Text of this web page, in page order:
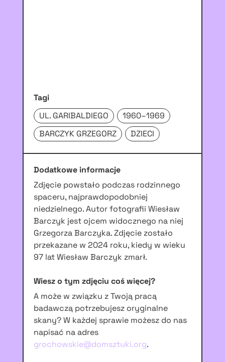
Tagi
UL. GARIBALDIEGO
1960–1969
BARCZYK GRZEGORZ
DZIECI
Dodatkowe informacje
Zdjęcie powstało podczas rodzinnego
spaceru, najprawdopodobniej
niedzielnego. Autor fotografii Wiesław
Barczyk jest ojcem widocznego na niej
Grzegorza Barczyka. Zdjęcie zostało
przekazane w 2024 roku, kiedy w wieku
97 lat Wiesław Barczyk zmarł.
Wiesz o tym zdjęciu coś więcej?
A może w związku z Twoją pracą
badawczą potrzebujesz oryginalne
skany? W każdej sprawie możesz do nas
napisać na adres
grochowskie@domsztuki.org.